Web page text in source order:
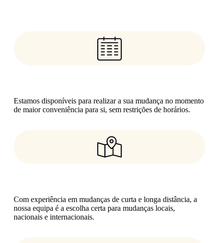
Estamos disponíveis para realizar a sua mudança no momento
de maior conveniência para si, sem restrições de horários.
Com experiência em mudanças de curta e longa distância, a
nossa equipa é a escolha certa para mudanças locais,
nacionais e internacionais.